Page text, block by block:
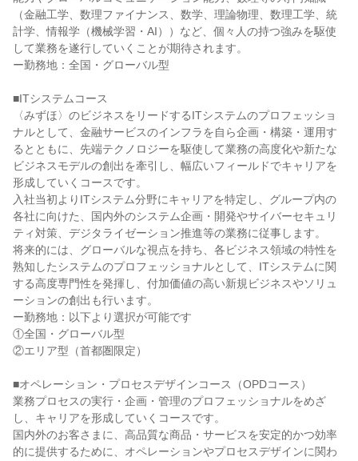
（金融工学、数理ファイナンス、数学、理論物理、数理工学、統
計学、情報学（機械学習・AI））など、個々人の持つ強みを駆使
して業務を遂行していくことが期待されます。
ー勤務地：全国・グローバル型
■ITシステムコース
〈みずほ〉のビジネスをリードするITシステムのプロフェッショ
ナルとして、金融サービスのインフラを自ら企画・構築・運用す
るとともに、先端テクノロジーを駆使して業務の高度化や新たな
ビジネスモデルの創出を牽引し、幅広いフィールドでキャリアを
形成していくコースです。
入社当初よりITシステム分野にキャリアを特定し、グループ内の
各社に向けた、国内外のシステム企画・開発やサイバーセキュリ
ティ対策、デジタライゼーション推進等の業務に従事します。
将来的には、グローバルな視点を持ち、各ビジネス領域の特性を
熟知したシステムのプロフェッショナルとして、ITシステムに関
する高度専門性を発揮し、付加価値の高い新規ビジネスやソリュ
ーションの創出も行います。
ー勤務地：以下より選択が可能です
①全国・グローバル型
②エリア型（首都圏限定）
■オペレーション・プロセスデザインコース（OPDコース）
業務プロセスの実行・企画・管理のプロフェッショナルをめざ
し、キャリアを形成していくコースです。
国内外のお客さまに、高品質な商品・サービスを安定的かつ効率
的に提供するために、オペレーションやプロセスデザインに関わ